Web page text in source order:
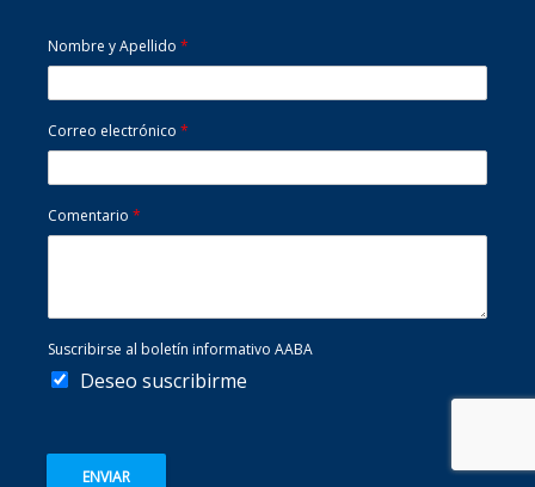
Nombre y Apellido *
Correo electrónico *
Comentario *
Suscribirse al boletín informativo AABA
Deseo suscribirme
ENVIAR